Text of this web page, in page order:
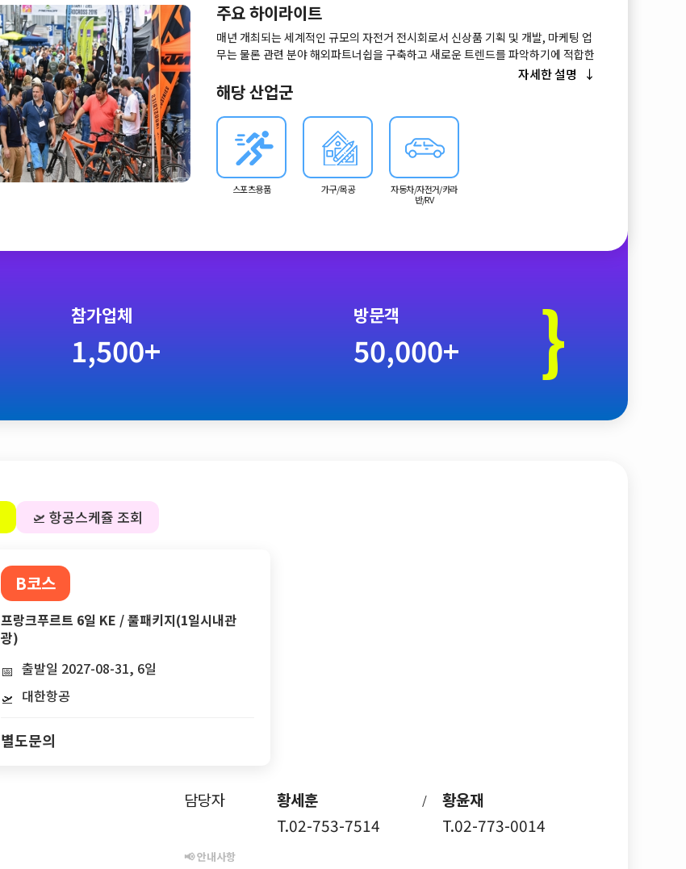
주요 하이라이트
매년 개최되는 세계적인 규모의 자전거 전시회로서 신상품 기획 및 개발, 마케팅 업
무는 물론 관련 분야 해외파트너쉽을 구축하고 새로운 트렌드를 파악하기에 적합한
자세한 설명
해당 산업군
스포츠용품 가구/목공
자동차/자전거/카라
반/RV
참가업체 방문객
1,500+ 50,000+ }
🛫 항공스케쥴 조회
B코스
프랑크푸르트 6일 KE / 풀패키지(1일시내관
광)
📅 출발일 2027-08-31, 6일
🛫 대한항공
별도문의
담당자 황세훈 /
황윤재
T.02-753-7514
T.02-773-0014
📢 안내사항